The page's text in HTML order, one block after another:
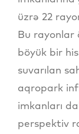
üzrə 22
Bu rayonlar
böyük bir
suvarılan
aqropark
imkanları
perspektiv